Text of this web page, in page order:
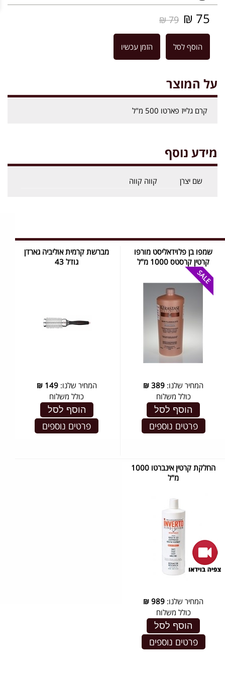
75 ₪
79 ₪
הוסף לסל הזמן עכשיו
על המוצר
קרם גלייז פארטו 500 מ"ל
מידע נוסף
שם יצרן קווה קווה
שמפו בן פלוידאליסט מורפו
קרטין קרסטס 1000 מ"ל
המחיר שלנו: 389
₪
כולל משלוח
הוסף לסל
פרטים נוספים
מברשת קרמית אוליביה גארדן
גודל 43
המחיר שלנו:149
₪
כולל משלוח
הוסף לסל
פרטים נוספים
החלקת קרטין אינברטו 1000
מ"ל
המחיר שלנו: 989
₪
כולל משלוח
הוסף לסל
פרטים נוספים